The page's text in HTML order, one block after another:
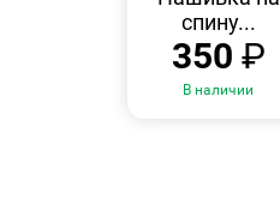
спину...
350 ₽
В наличии